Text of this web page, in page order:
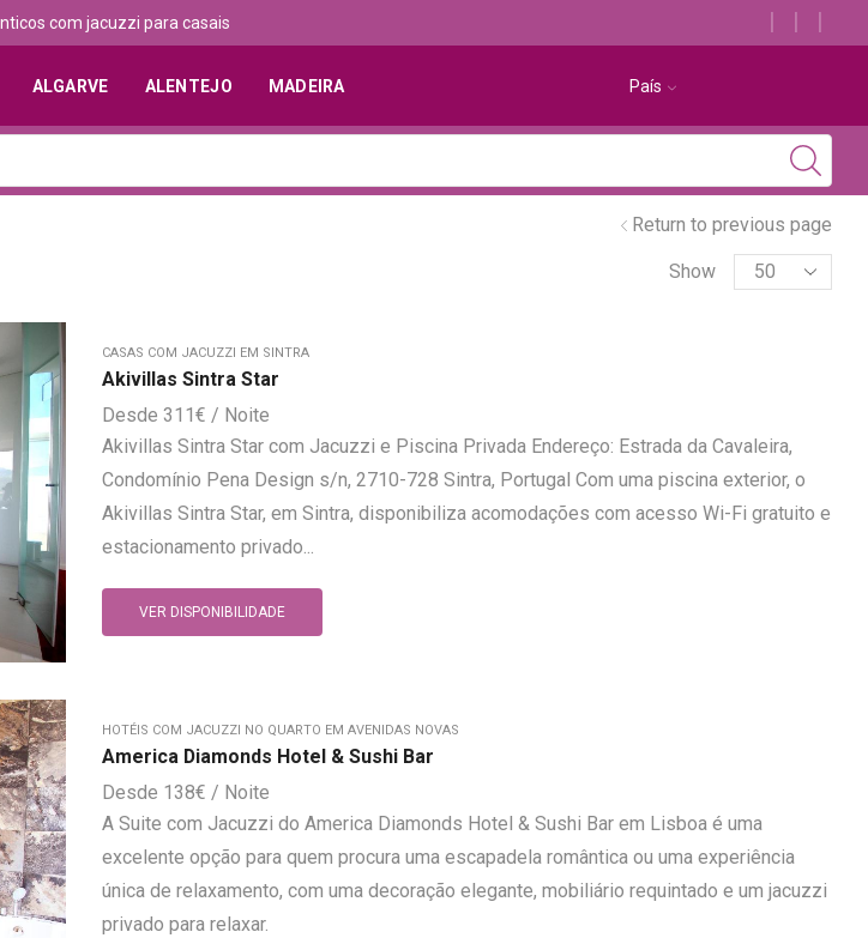
com jacuzzi para casais
ALGARVE ALENTEJO MADEIRA País
Return to previous page
Show
CASAS COM JACUZZI EM SINTRA
Akivillas Sintra Star
311 €
Akivillas Sintra Star com Jacuzzi e Piscina Privada Endereço: Estrada da Cavaleira,
Condomínio Pena Design s/n, 2710-728 Sintra, Portugal Com uma piscina exterior, o
Akivillas Sintra Star, em Sintra, disponibiliza acomodações com acesso Wi-Fi gratuito e
estacionamento privado...
VER DISPONIBILIDADE
HOTÉIS COM JACUZZI NO QUARTO EM AVENIDAS NOVAS
America Diamonds Hotel & Sushi Bar
138€
A Suite com Jacuzzi do America Diamonds Hotel & Sushi Bar em Lisboa é uma
excelente opção para quem procura uma escapadela romântica ou uma experiência
única de relaxamento, com uma decoração elegante, mobiliário requintado e um jacuzzi
privado para relaxar.